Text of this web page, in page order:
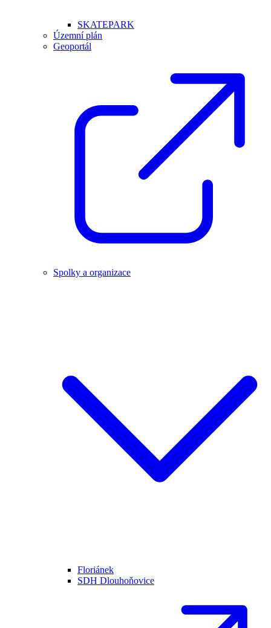
SKATEPARK
Územní plán
Geoportál
Spolky a organizace
Floriánek
SDH Dlouhoňovice